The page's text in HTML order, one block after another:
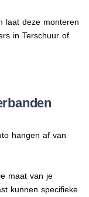
laat deze monteren
in Terschuur of
hangen af van
maat van je
kunnen specifieke